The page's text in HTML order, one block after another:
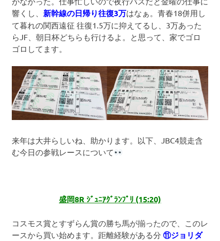
響くし、 新幹線の日帰り往復3万はなぁ。青春18併用し
て暮れの関西遠征 往復1.5万に抑えてるし、3万あった
らJF、朝日杯どちらも行けるよ。と思って、家でゴロ
ゴロしてます。
来年は大井らしいね、助かります。以下、JBC4競走含
む今日の参戦レースについて
盛岡8R ｼﾞｭﾆｱｸﾞﾗﾝﾌﾟﾘ (15:20)
コスモス賞とすずらん賞の勝ち馬が揃ったので、このレ
ースから買い始めます。距離経験がある分 ⑪ジョリダ